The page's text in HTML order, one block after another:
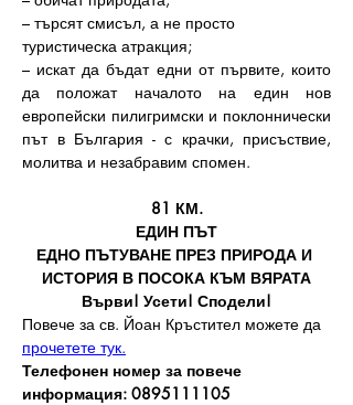
– търсят смисъл, а не просто
туристическа атракция;
– искат да бъдат едни от първите, които
да положат началото на един нов
европейски пилигримски и поклоннически
път в България - с крачки, присъствие,
молитва и незабравим спомен.
81 КМ.
ЕДИН ПЪТ
ЕДНО ПЪТУВАНЕ ПРЕЗ ПРИРОДА И
ИСТОРИЯ В ПОСОКА КЪМ ВЯРАТА
Върви! Усети! Сподели!
Повече за св. Йоан Кръстител можете да
прочетете тук.
Телефонен номер за повече
информация: 0895111105